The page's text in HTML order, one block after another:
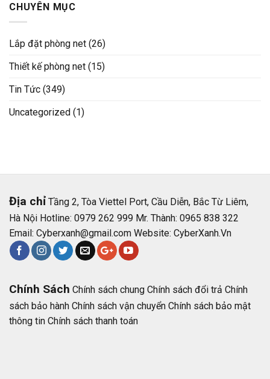
CHUYÊN MỤC
Lắp đặt phòng net (26)
Thiết kế phòng net (15)
Tin Tức (349)
Uncategorized (1)
Địa chỉTầng 2, Tòa Viettel Port, Cầu Diễn, Bắc Từ Liêm,
Hà Nội Hotline: 0979 262 999 Mr. Thành: 0965 838 322
Email: Cyberxanh@gmail.comWebsite: CyberXanh.Vn
Chính Sách Chính sách chung Chính sách đổi trả Chính
sách bảo hành Chính sách vận chuyển Chính sách bảo mật
thông tin Chính sách thanh toán